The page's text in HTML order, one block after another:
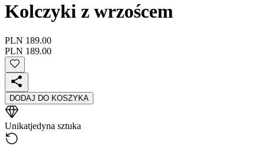
Kolczyki z wrzoścem
PLN 189.00
PLN 189.00
DODAJ DO KOSZYKA
Unikatjedyna sztuka